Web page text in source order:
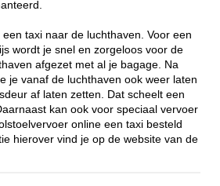
taxi naar de luchthaven. Voor een
wordt je snel en zorgeloos voor de
afgezet met al je bagage. Na
je vanaf de luchthaven ook weer laten
af laten zetten. Dat scheelt een
kan ook voor speciaal vervoer
online een taxi besteld
hierover vind je op de website van de